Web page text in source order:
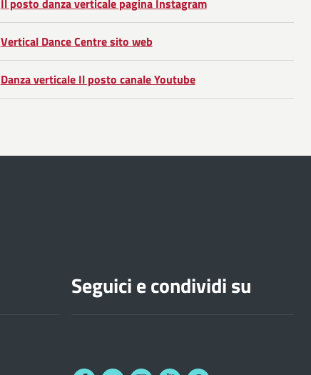
Vertical Dance Centre sito web
Danza verticale Il posto canale Youtube
Seguici e condividi su